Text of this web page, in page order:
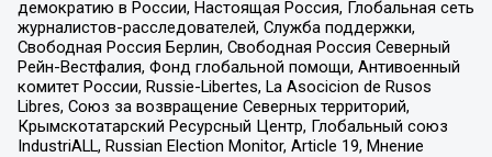
демократию в России, Настоящая Россия, Глобальная сеть
журналистов-расследователей, Служба поддержки,
Свободная Россия Берлин, Свободная Россия Северный
Рейн-Вестфалия, Фонд глобальной помощи, Антивоенный
комитет России, Russie-Libertes, La Asocicion de Rusos
Libres, Союз за возвращение Северных территорий,
Крымскотатарский Ресурсный Центр, Глобальный союз
IndustriALL, Russian Election Monitor, Article 19, Мнение